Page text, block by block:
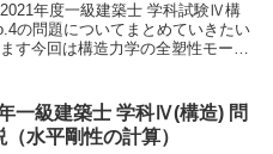
年度一級建築士 学科試験Ⅳ構
の問題についてまとめていきたい
す今回は構造力学の全塑性モーメ
では初学者でも理解できるように
一級建築士 学科Ⅳ(構造) 問
（水平剛性の計算）